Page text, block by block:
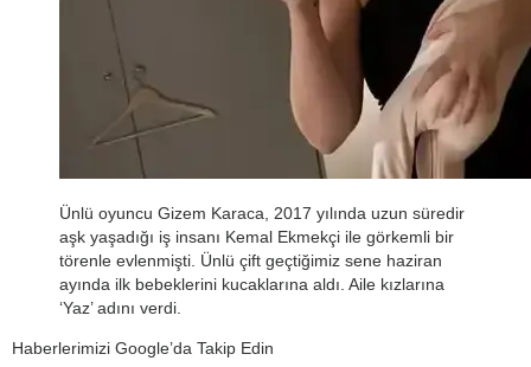
Ünlü oyuncu Gizem Karaca, 2017 yılında uzun süredir
aşk yaşadığı iş insanı Kemal Ekmekçi ile görkemli bir
törenle evlenmişti. Ünlü çift geçtiğimiz sene haziran
ayında ilk bebeklerini kucaklarına aldı. Aile kızlarına
‘Yaz’ adını verdi.
Haberlerimizi Google’da Takip Edin